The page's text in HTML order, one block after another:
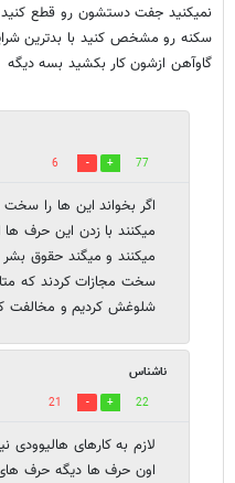
نمیکنید جفت دستشون رو قطع کنید
سکنه رو مشخص کنید با بدترین
گاوآهن ازشون کار بکشید بسه دیگه
77
6
اگر بخواند این ها را
میکنند با زدن این حرف
میکنند و میگند حقوق بشر
سخت مجازات کردند که
شلوغش کردیم و مخالفت
ناشناس
22
21
لازم به کارهای